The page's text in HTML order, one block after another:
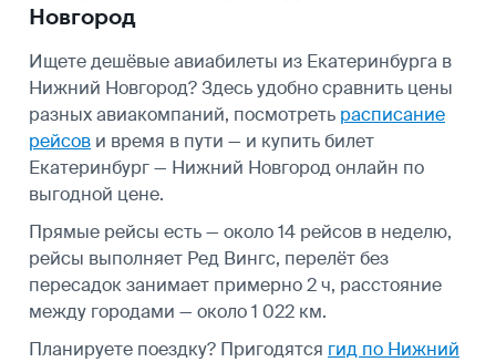
Новгород
Ищете дешёвые авиабилеты из Екатеринбурга в
Нижний Новгород? Здесь удобно сравнить цены
разных авиакомпаний, посмотреть расписание
рейсов и время в пути — и купить билет
Екатеринбург — Нижний Новгород онлайн по
выгодной цене.
Прямые рейсы есть — около 14 рейсов в неделю,
рейсы выполняет Ред Вингс, перелёт без
пересадок занимает примерно 2 ч, расстояние
между городами — около 1 022 км.
Планируете поездку? Пригодятся гид по Нижний